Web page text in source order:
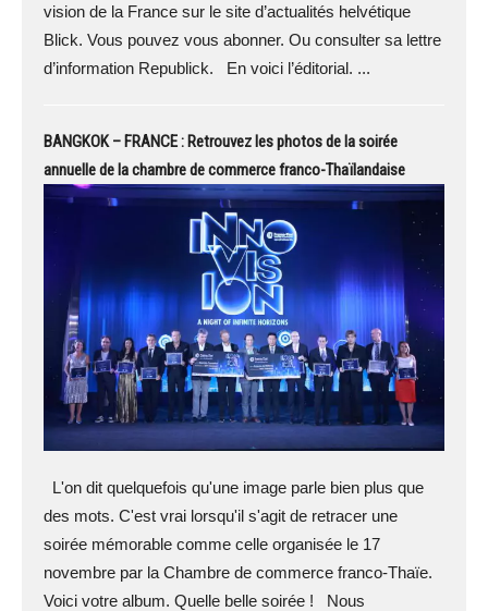
vision de la France sur le site d’actualités helvétique
Blick. Vous pouvez vous abonner. Ou consulter sa lettre
d’information Republick. En voici l’éditorial. ...
BANGKOK – FRANCE : Retrouvez les photos de la soirée
annuelle de la chambre de commerce franco-Thaïlandaise
L'on dit quelquefois qu'une image parle bien plus que
des mots. C'est vrai lorsqu'il s'agit de retracer une
soirée mémorable comme celle organisée le 17
novembre par la Chambre de commerce franco-Thaïe.
Voici votre album. Quelle belle soirée ! Nous